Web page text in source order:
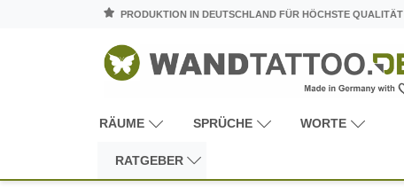
PRODUKTION IN DEUTSCHLAND FÜR HÖCHSTE QUALITÄT
RÄUME SPRÜCHE WORTE
RATGEBER